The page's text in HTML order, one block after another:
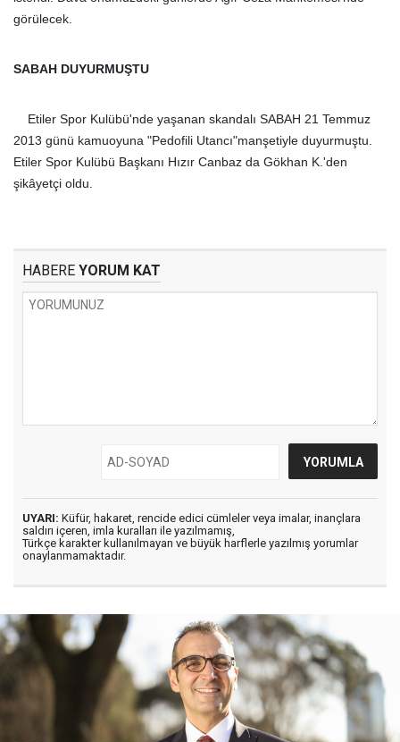
görülecek.
SABAH DUYURMUŞTU
Etiler Spor Kulübü'nde yaşanan skandalı SABAH 21 Temmuz
2013 günü kamuoyuna "Pedofili Utancı"manşetiyle duyurmuştu.
Etiler Spor Kulübü Başkanı Hızır Canbaz da Gökhan K.'den
şikâyetçi oldu.
HABERE YORUM KAT
UYARI: Küfür, hakaret, rencide edici cümleler veya imalar, inançlara
saldırı içeren, imla kuralları ile yazılmamış,
Türkçe karakter kullanılmayan ve büyük harflerle yazılmış yorumlar
onaylanmamaktadır.